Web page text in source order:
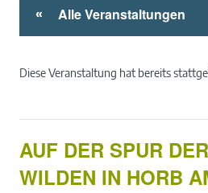
« Alle Veranstaltungen
Diese Veranstaltung hat bereits
AUF DER SPUR
WILDEN IN HORB